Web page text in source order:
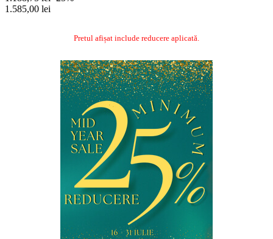
1.585,00 lei
Pretul afișat include reducere aplicată.